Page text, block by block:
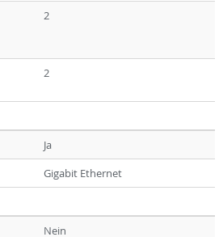
2
2
Ja
Gigabit Ethernet
Nein